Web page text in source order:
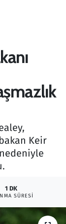
Keir
1 DK
SÜRESI